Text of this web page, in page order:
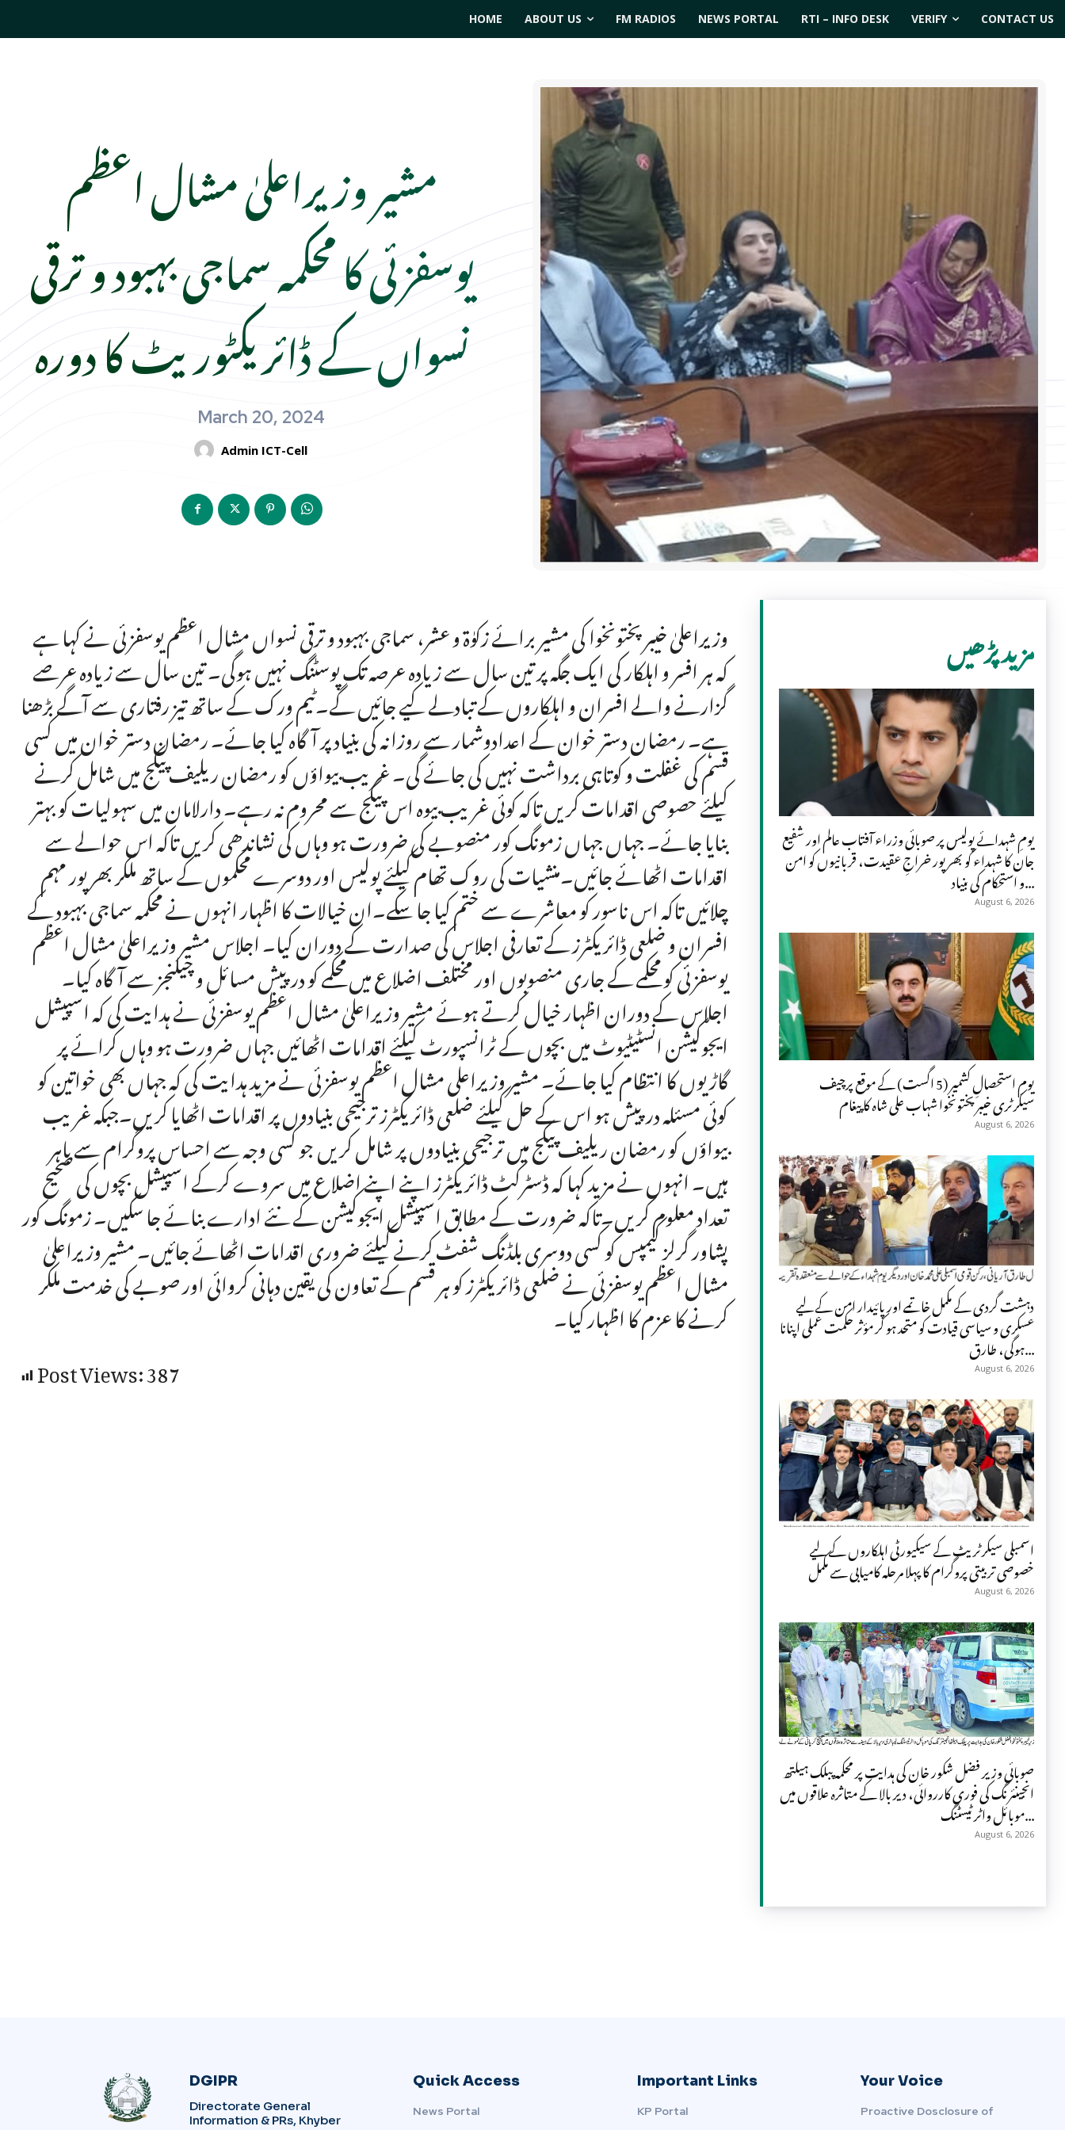
HOME ABOUT US FM RADIOS NEWS PORTAL RTI – INFO DESK VERIFY CONTACT US
مشیر وزیراعلیٰ مشال اعظم
یوسفزئی کا محکمہ سماجی بہبود و ترقی
نسواں کے ڈائریکٹوریٹ کا دورہ
March 20, 2024
Admin ICT-Cell
وزیراعلیٰ خیبرپختونخوا کی مشیر برائے زکوٰۃ و عشر، سماجی بہبود و ترقی نسواں مشال اعظم یوسفزئی نے کہا ہے
کہ ہر افسر و اہلکار کی ایک جگہ پر تین سال سے زیادہ عرصہ تک پوسٹنگ نہیں ہوگی۔ تین سال سے زیادہ عرصے
گزارنے والے افسران و اہلکاروں کے تبادلے کیے جائیں گے۔ٹیم ورک کے ساتھ تیز رفتاری سے آگے بڑھنا
ہے۔ رمضان دستر خوان کے اعدادوشمار سے روزانہ کی بنیاد پر آگاہ کیا جائے۔ رمضان دستر خوان میں کسی
قسم کی غفلت و کوتاہی برداشت نہیں کی جائے گی۔ غریب بیواؤں کو رمضان ریلیف پیکج میں شامل کرنے
کیلئے حصوصی اقدامات کریں تاکہ کوئی غریب بیوہ اس پیکج سے محروم نہ رہے۔ دارلامان میں سہولیات کو بہتر
بنایا جائے۔ جہاں جہاں زمونگ کور منصوبے کی ضرورت ہو وہاں کی نشاندھی کریں تاکہ اس حوالے سے
اقدامات اٹھائے جائیں۔منشیات کی روک تھام کیلئے پولیس اور دوسرے محکموں کے ساتھ ملکر بھرپور مہم
چلائیں تاکہ اس ناسور کو معاشرے سے ختم کیا جا سکے۔ان خیالات کا اظہار انہوں نے محکمہ سماجی بہبود کے
افسران و ضلعی ڈائریکٹرز کے تعارفی اجلاس کی صدارت کے دوران کیا۔ اجلاس مشیر وزیراعلیٰ مشال اعظم
یوسفزئی کو محکمے کے جاری منصوبوں اور مختلف اضلاع میں محکمے کو درپیش مسائل و چیلنجز سے آگاہ کیا۔
اجلاس کے دوران اظہار خیال کرتے ہوئے مشیر وزیراعلیٰ مشال اعظم یوسفزئی نے ہدایت کی کہ اسپیشل
ایجوکیشن انسٹیٹیوٹ میں بچوں کے ٹرانسپورٹ کیلئے اقدامات اٹھائیں جہاں ضرورت ہو وہاں کرائے پر
گاڑیوں کا انتظام کیا جائے۔ مشیر وزیراعلی مشال اعظم یوسفزئی نے مزید ہدایت کی کہ جہاں بھی خواتین کو
کوئی مسئلہ درپیش ہو اس کے حل کیلئے ضلعی ڈائریکٹرز ترجیحی بنیادوں پر اقدامات اٹھایا کریں۔جبکہ غریب
بیواؤں کو رمضان ریلیف پیکج میں ترجیحی بنیادوں پر شامل کریں جو کسی وجہ سے احساس پروگرام سے باہر
ہیں۔ انہوں نے مزید کہا کہ ڈسٹرکٹ ڈائریکٹرز اپنے اپنے اضلاع میں سروے کرکے اسپیشل بچوں کی صحیح
تعداد معلوم کریں۔تاکہ ضرورت کے مطابق اسپیشل ایجوکیشن کے نئے ادارے بنائے جا سکیں۔ زمونگ کور
پشاور گرلز کیمپس کو کسی دوسری بلڈنگ شفٹ کرنے کیلئے ضروری اقدامات اٹھائے جائیں۔ مشیر وزیراعلیٰ
مشال اعظم یوسفزئی نے ضلعی ڈائریکٹرز کو ہر قسم کے تعاون کی یقین دہانی کروائی اور صوبے کی خدمت ملکر
کرنے کا عزم کا اظہار کیا۔
Post Views:387
مزید پڑھیں
یومِ شہدائے پولیس پر صوبائی وزراء آفتاب عالم اور شفیع
جان کا شہداء کو بھرپور خراجِ عقیدت، قربانیوں کو امن
و استحکام کی بنیاد...
August 6, 2026
یومِ استحصالِ کشمیر (5 اگست) کے موقع پرچیف
سیکرٹری خیبر پختونخوا شہاب علی شاہ کا پیغام
August 6, 2026
دہشت گردی کے مکمل خاتمے اور پائیدار امن کے لیے
عسکری و سیاسی قیادت کو متحد ہو کر مؤثر حکمت عملی اپنانا
ہوگی، طارق...
August 6, 2026
اسمبلی سیکرٹریٹ کے سیکیورٹی اہلکاروں کے لیے
خصوصی تربیتی پروگرام کا پہلا مرحلہ کامیابی سے مکمل
August 6, 2026
صوبائی وزیر فضل شکور خان کی ہدایت پر محکمہ پبلک ہیلتھ
انجینئرنگ کی فوری کارروائی، دیر بالا کے متاثرہ علاقوں میں
موبائل واٹر ٹیسٹنگ...
August 6, 2026
DGIPR
Directorate General
Information & PRs, Khyber
Quick Access
News Portal
Important Links
KP Portal
Your Voice
Proactive Dosclosure of